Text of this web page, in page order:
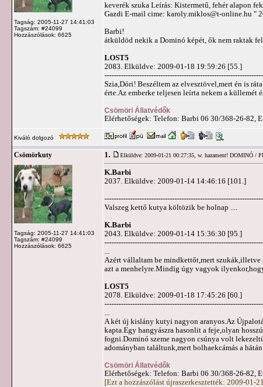
Tagság: 2005-11-27 14:41:03
Tagszám: #24099
Hozzászólások: 6625
keverék szuka Leírás: Kistermetű, fehér alapon
Gazdi E-mail cime: karoly.miklos@t-online.hu "
Barbi!
átküldöd nekik a Dominó képét, ők nem raktak fel
LOST5
2083. Elküldve: 2009-01-18 19:59:26 [55.]
Szia,Dóri! Beszéltem az elvesztövel,mert én is
érte.Az emberke teljesen leírta nekem a küllemét
Csömöri Állatvédők
Elérhetőségek: Telefon: Barbi 06 30/368-26-82,
Kiváló dolgozó
Csömörkuty
Tagság: 2005-11-27 14:41:03
Tagszám: #24099
Hozzászólások: 6625
1. Elküldve: 2009-01-21 00:27:35, w. hazament! DOMINÓ /
K.Barbi
2037. Elküldve: 2009-01-14 14:46:16 [101.]
Valszeg kettő kutya költözik be holnap ....
K.Barbi
2043. Elküldve: 2009-01-14 15:36:30 [95.]
Azért vállaltam be mindkettőt,mert szukák,illetve
azt a menhelyre.Mindig úgy vagyok
LOST5
2078. Elküldve: 2009-01-18 17:45:26 [60.]
A két új kislány kutyi nagyon aranyos.Az
kapta.Egy hangyászra hasonlit a feje,olyan
fogni.Dominó szeme nagyon csúnya volt
adományban találtunk,mert bolhaekcámás a hátán.
Csömöri Állatvédők
Elérhetőségek: Telefon: Barbi 06 30/368-26-82,
[Ezt a hozzászólást újraszerkesztették: 2009-01-